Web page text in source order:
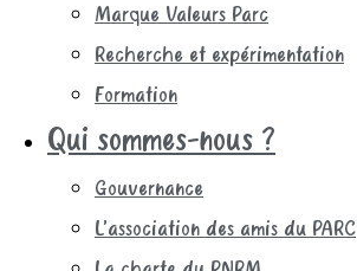
Marque Valeurs Parc
Recherche et expérimentation
Formation
Qui sommes-nous ?
Gouvernance
L’association des amis du PARC